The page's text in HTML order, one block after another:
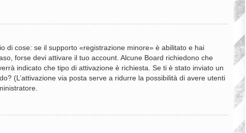
di cose: se il supporto «registrazione minore» è abilitato e hai
forse devi attivare il tuo account. Alcune Board richiedono che
indicato che tipo di attivazione è richiesta. Se ti è stato inviato un
(L’attivazione via posta serve a ridurre la possibilità di avere utenti